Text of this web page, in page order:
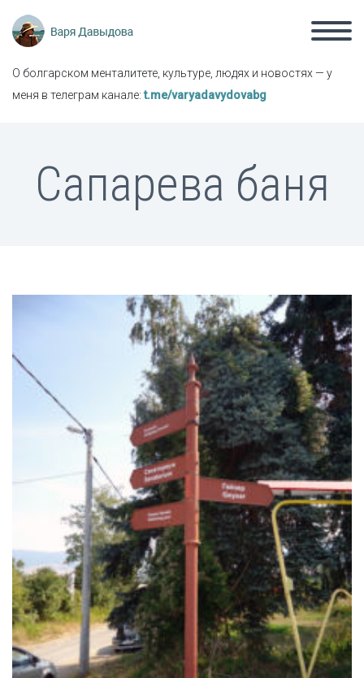
О болгарском менталитете, культуре, людях и новостях — у
меня в телеграм канале:t.me/varyadavydovabg
Сапарева баня